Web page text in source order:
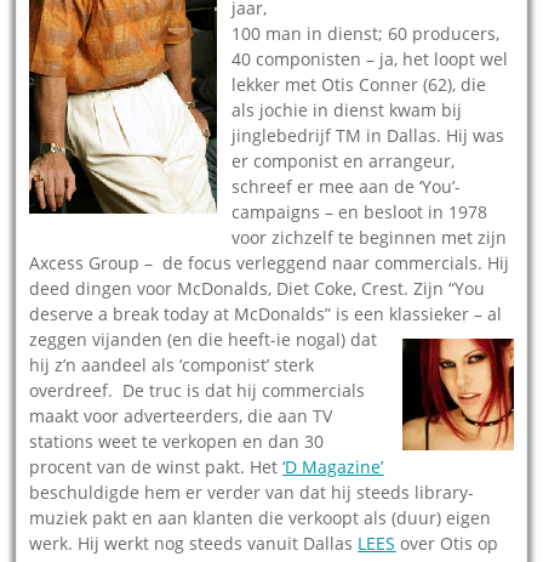
jaar,
100 man in dienst; 60 producers,
40 componisten – ja, het loopt wel
lekker met Otis Conner (62), die
als jochie in dienst kwam bij
jinglebedrijf TM in Dallas. Hij was
er componist en arrangeur,
schreef er mee aan de ‘You’-
campaigns – en besloot in 1978
voor zichzelf te beginnen met zijn
Axcess Group – de focus verleggend naar commercials. Hij
deed dingen voor McDonalds, Diet Coke, Crest. Zijn “You
deserve a break today at McDonalds” is een klassieker – al
zeggen vijanden (en die heeft-ie nogal) dat
hij z’n aandeel als ‘componist’ sterk
overdreef. De truc is dat hij commercials
maakt voor adverteerders, die aan TV
stations weet te verkopen en dan 30
procent van de winst pakt. Het‘D Magazine’
beschuldigde hem er verder van dat hij steeds library-
muziek pakt en aan klanten die verkoopt als (duur) eigen
werk. Hij werkt nog steeds vanuit Dallas LEES over Otis op